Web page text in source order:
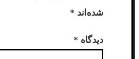
شده‌اند *
دیدگاه *